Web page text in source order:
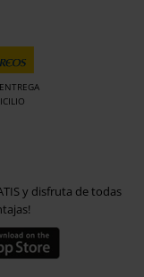
y disfruta de todas